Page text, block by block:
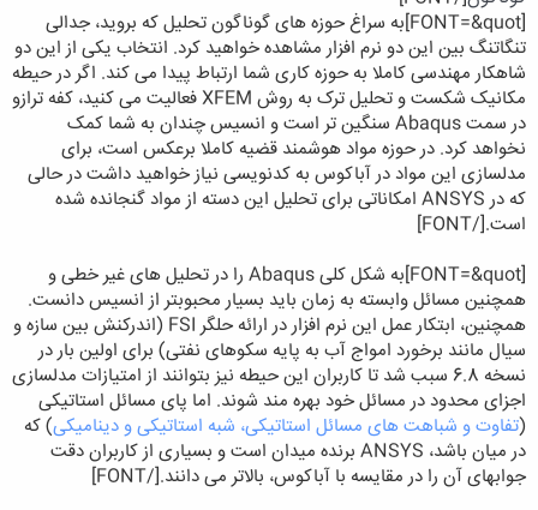
[FONT=&quot]
به سراغ حوزه های گوناگون تحلیل که بروید، جدالی
تنگاتنگ بین این دو نرم افزار مشاهده خواهید کرد. انتخاب یکی از این دو
شاهکار مهندسی کاملا به حوزه کاری شما ارتباط پیدا می کند. اگر در حیطه
مکانیک شکست و تحلیل ترک به روش XFEM فعالیت می کنید، کفه ترازو
در سمت Abaqus سنگین تر است و انسیس چندان به شما کمک
نخواهد کرد. در حوزه مواد هوشمند قضیه کاملا برعکس است، برای
مدلسازی این مواد در آباکوس به کدنویسی نیاز خواهید داشت در حالی
که در ANSYS امکاناتی برای تحلیل این دسته از مواد گنجانده شده
است.[/FONT]
[FONT=&quot]
به شکل کلی Abaqus را در تحلیل های غیر خطی و
همچنین مسائل وابسته به زمان باید بسیار محبوبتر از انسیس دانست.
همچنین، ابتکار عمل این نرم افزار در ارائه حلگر FSI (اندرکنش بین سازه و
سیال مانند برخورد امواج آب به پایه سکوهای نفتی) برای اولین بار در
نسخه 6.8 سبب شد تا کاربران این حیطه نیز بتوانند از امتیازات مدلسازی
اجزای محدود در مسائل خود بهره مند شوند. اما پای مسائل استاتیکی
(تفاوت و شباهت های مسائل استاتیکی، شبه استاتیکی و دینامیکی) که
در میان باشد، ANSYS برنده میدان است و بسیاری از کاربران دقت
جوابهای آن را در مقایسه با آباکوس، بالاتر می دانند.[/FONT]